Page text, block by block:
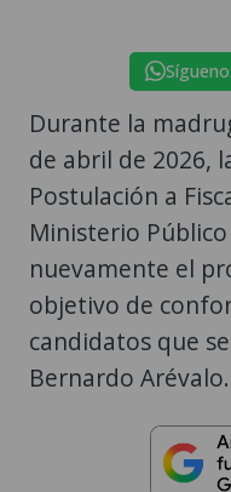
Durante la
de abril de 2026,
Postulación a
Ministerio
nuevamente el
objetivo de
candidatos que
Bernardo Arévalo.